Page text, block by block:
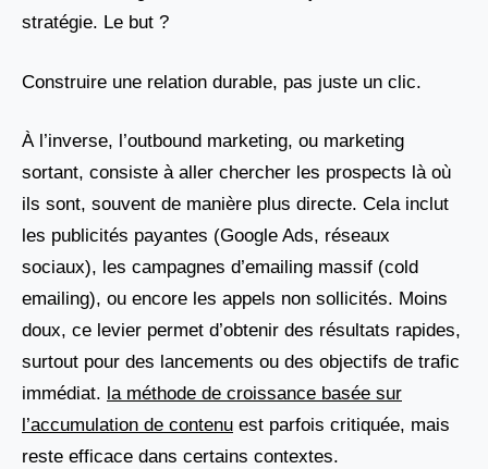
stratégie. Le but ?
Construire une relation durable, pas juste un clic.
À l’inverse, l’outbound marketing, ou marketing
sortant, consiste à aller chercher les prospects là où
ils sont, souvent de manière plus directe. Cela inclut
les publicités payantes (Google Ads, réseaux
sociaux), les campagnes d’emailing massif (cold
emailing), ou encore les appels non sollicités. Moins
doux, ce levier permet d’obtenir des résultats rapides,
surtout pour des lancements ou des objectifs de trafic
immédiat. la méthode de croissance basée sur
l’accumulation de contenu est parfois critiquée, mais
reste efficace dans certains contextes.